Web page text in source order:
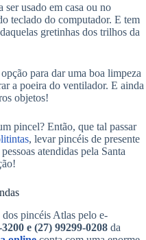
usado em casa ou no
teclado do computador. E tem
gretinhas dos trilhos da
para dar uma boa limpeza
a poeira do ventilador. E ainda
objetos!
pincel? Então, que tal passar
, levar pincéis de presente
atendidas pela Santa
pincéis Atlas pelo e-
e (27) 99299-0208 da